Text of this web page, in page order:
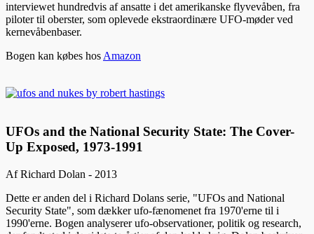
interviewet hundredvis af ansatte i det amerikanske flyvevåben, fra
piloter til oberster, som oplevede ekstraordinære UFO-møder ved
kernevåbenbaser.
Bogen kan købes hos Amazon
UFOs and the National Security State: The Cover-
Up Exposed, 1973-1991
Af Richard Dolan - 2013
Dette er anden del i Richard Dolans serie, "UFOs and National
Security State", som dækker ufo-fænomenet fra 1970'erne til i
1990'erne. Bogen analyserer ufo-observationer, politik og research,